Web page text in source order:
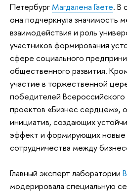
Петербург Магдалена Гаете. В
она подчеркнула значимость
взаимодействия и роль
участников формирования
сфере социального
общественного развития.
участие в торжественной
победителей Всероссийского
проектов «Бизнес сердцем»,
инициатив, создающих
эффект и формирующих
сотрудничества между
Главный эксперт лаборатории
модерировала специальную